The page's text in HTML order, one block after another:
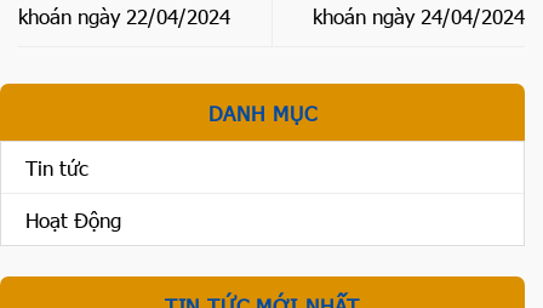
khoán ngày 22/04/2024
khoán ngày 24/04/2024
DANH MỤC
Tin tức
Hoạt Động